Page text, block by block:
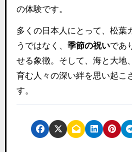
の体験です。
多くの日本人にとって、松葉
うではなく、 季節の祝いであ
せる象徴。そして、海と大地
育む人々の深い絆を思い起こ
す。